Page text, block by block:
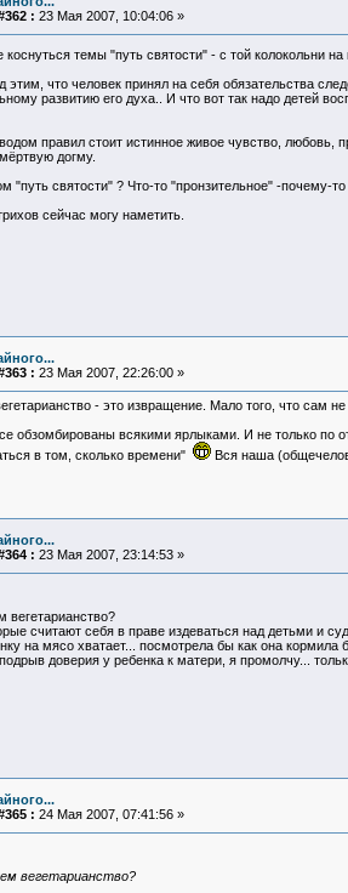
: 23 Мая 2007, 10:04:06 »
темы "путь святости" - с той колокольни
этим, что человек принял на себя обязательства
развитию его духа.. И что вот так надо детей
правил стоит истинное живое чувство, любовь,
догму.
"путь святости" ? Что-то "пронзительное" -почему-
сейчас могу наметить.
: 23 Мая 2007, 22:26:00 »
- это извращение. Мало того, что сам
обзомбированы всякими ярлыками. И не только по
в том, сколько времени"
Вся наша
: 23 Мая 2007, 23:14:53 »
вегетарианство?
считают себя в праве издеваться над детьми и
на мясо хватает... посмотрела бы как она кормила
доверия у ребенка к матери, я промолчу...
: 24 Мая 2007, 07:41:56 »
вегетарианство?